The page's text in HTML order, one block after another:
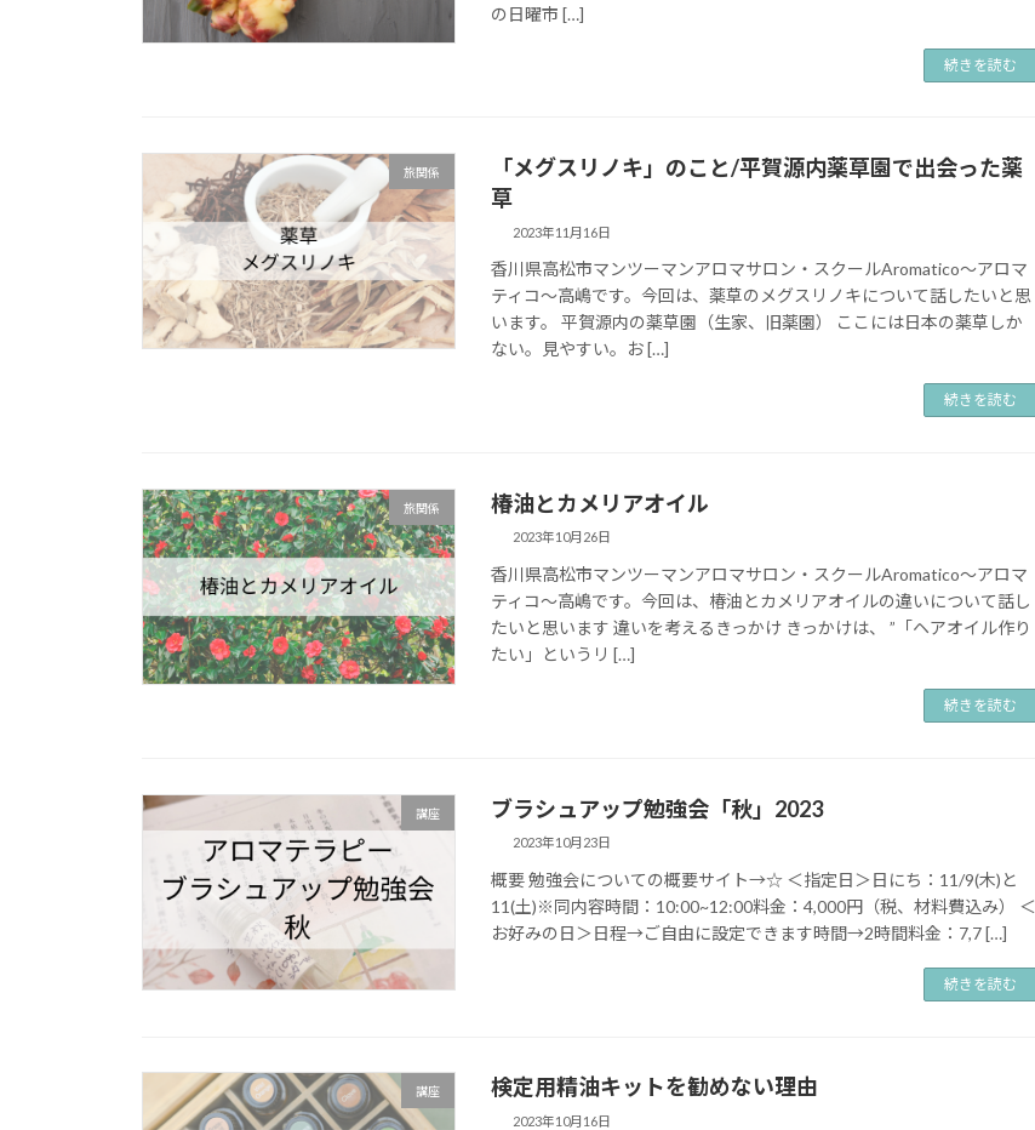
の日曜市 […]
続きを読む
旅関係
「メグスリノキ」のこと/平賀源内薬草園で出会った薬
草
2023年11月16日
香川県高松市マンツーマンアロマサロン・スクールAromatico～アロマ
ティコ～高嶋です。今回は、薬草のメグスリノキについて話したいと思
います。 平賀源内の薬草園（生家、旧薬園） ここには日本の薬草しか
ない。見やすい。お […]
続きを読む
旅関係 椿油とカメリアオイル
2023年10月26日
香川県高松市マンツーマンアロマサロン・スクールAromatico～アロマ
ティコ～高嶋です。今回は、椿油とカメリアオイルの違いについて話し
たいと思います 違いを考えるきっかけ きっかけは、 ”「ヘアオイル作り
たい」というリ […]
続きを読む
講座 ブラシュアップ勉強会「秋」2023
2023年10月23日
概要 勉強会についての概要サイト→☆ ＜指定日＞日にち：11/9(木)と
11(土)※同内容時間：10:00~12:00料金：4,000円（税、材料費込み） ＜
お好みの日＞日程→ご自由に設定できます時間→2時間料金：7,7 […]
続きを読む
講座 検定用精油キットを勧めない理由
2023年10月16日